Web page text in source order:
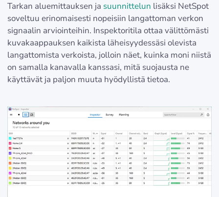
Tarkan aluemittauksen ja suunnittelun lisäksi NetSpot
soveltuu erinomaisesti nopeisiin langattoman verkon
signaalin arviointeihin. Inspektoritila ottaa välittömästi
kuvakaappauksen kaikista läheisyydessäsi olevista
langattomista verkoista, jolloin näet, kuinka moni niistä
on samalla kanavalla kanssasi, mitä suojausta ne
käyttävät ja paljon muuta hyödyllistä tietoa.